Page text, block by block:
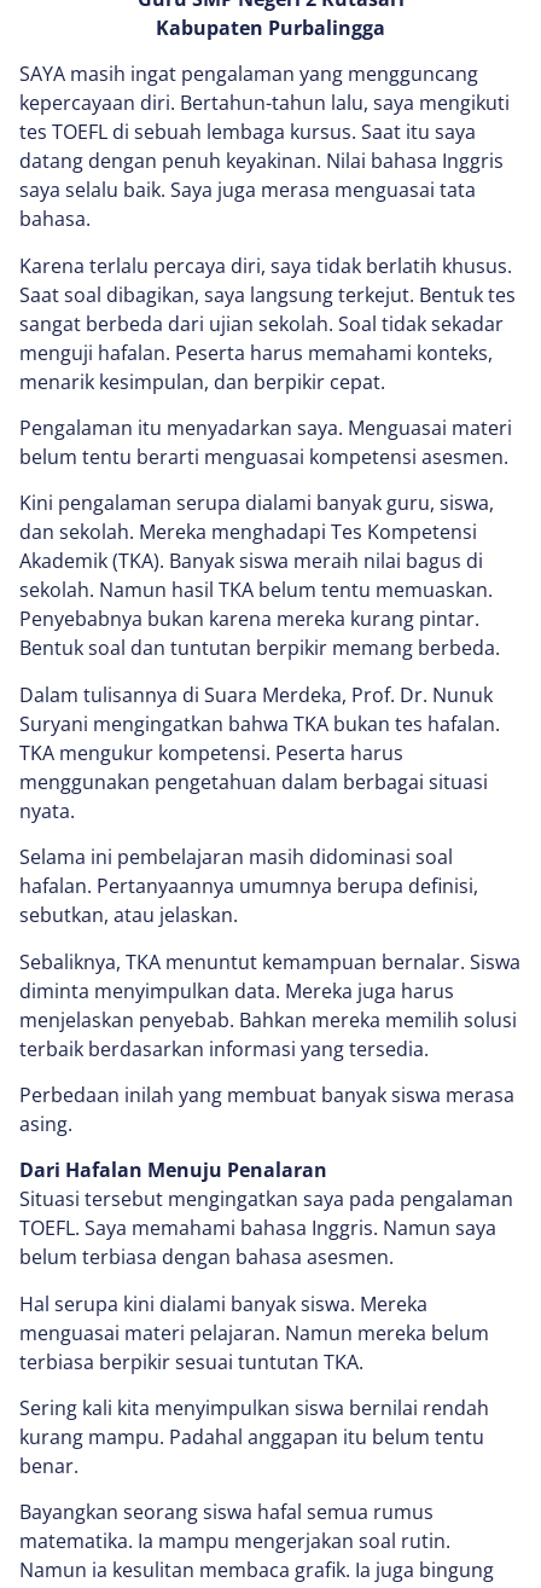
Kabupaten Purbalingga
SAYA masih ingat pengalaman yang mengguncang
kepercayaan diri. Bertahun-tahun lalu, saya mengikuti
tes TOEFL di sebuah lembaga kursus. Saat itu saya
datang dengan penuh keyakinan. Nilai bahasa Inggris
saya selalu baik. Saya juga merasa menguasai tata
bahasa.
Karena terlalu percaya diri, saya tidak berlatih khusus.
Saat soal dibagikan, saya langsung terkejut. Bentuk tes
sangat berbeda dari ujian sekolah. Soal tidak sekadar
menguji hafalan. Peserta harus memahami konteks,
menarik kesimpulan, dan berpikir cepat.
Pengalaman itu menyadarkan saya. Menguasai materi
belum tentu berarti menguasai kompetensi asesmen.
Kini pengalaman serupa dialami banyak guru, siswa,
dan sekolah. Mereka menghadapi Tes Kompetensi
Akademik (TKA). Banyak siswa meraih nilai bagus di
sekolah. Namun hasil TKA belum tentu memuaskan.
Penyebabnya bukan karena mereka kurang pintar.
Bentuk soal dan tuntutan berpikir memang berbeda.
Dalam tulisannya di Suara Merdeka, Prof. Dr. Nunuk
Suryani mengingatkan bahwa TKA bukan tes hafalan.
TKA mengukur kompetensi. Peserta harus
menggunakan pengetahuan dalam berbagai situasi
nyata.
Selama ini pembelajaran masih didominasi soal
hafalan. Pertanyaannya umumnya berupa definisi,
sebutkan, atau jelaskan.
Sebaliknya, TKA menuntut kemampuan bernalar. Siswa
diminta menyimpulkan data. Mereka juga harus
menjelaskan penyebab. Bahkan mereka memilih solusi
terbaik berdasarkan informasi yang tersedia.
Perbedaan inilah yang membuat banyak siswa merasa
asing.
Dari Hafalan Menuju Penalaran
Situasi tersebut mengingatkan saya pada pengalaman
TOEFL. Saya memahami bahasa Inggris. Namun saya
belum terbiasa dengan bahasa asesmen.
Hal serupa kini dialami banyak siswa. Mereka
menguasai materi pelajaran. Namun mereka belum
terbiasa berpikir sesuai tuntutan TKA.
Sering kali kita menyimpulkan siswa bernilai rendah
kurang mampu. Padahal anggapan itu belum tentu
benar.
Bayangkan seorang siswa hafal semua rumus
matematika. Ia mampu mengerjakan soal rutin.
Namun ia kesulitan membaca grafik. Ia juga bingung